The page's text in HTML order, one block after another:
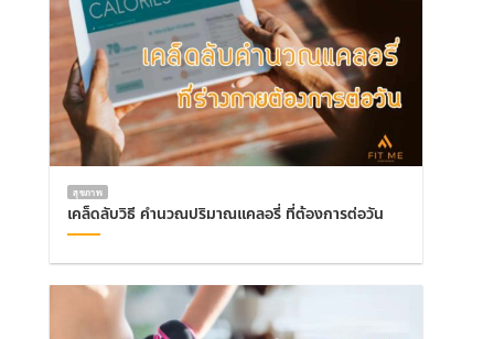
สุขภาพ
เคล็ดลับวิธี คำนวณปริมาณแคลอรี่ ที่ต้องการต่อวัน